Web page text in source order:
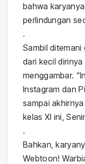
bahwa
perlindungan
.
Sambil ditemani
dari kecil
menggambar.
Instagram dan
sampai
kelas XI ini,
.
Bahkan,
Webtoon!